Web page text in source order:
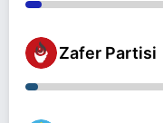
Zafer Partisi